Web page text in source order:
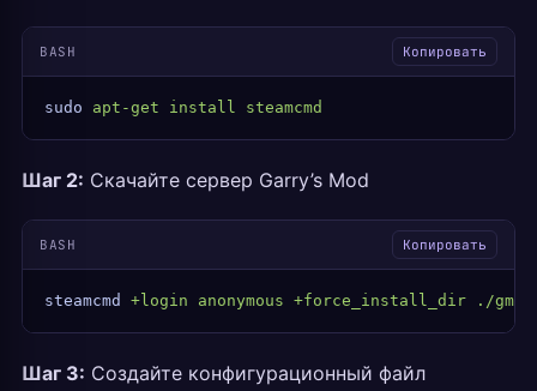
BASH Копировать
sudo apt-get install steamcmd
Шаг 2: Скачайте сервер Garry’s Mod
BASH Копировать
steamcmd +login anonymous +force_install_dir ./
Шаг 3: Создайте конфигурационный файл